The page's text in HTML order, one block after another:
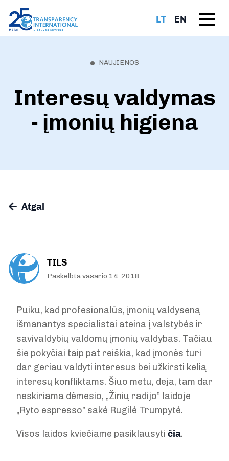
LT EN
NAUJIENOS
Interesų valdymas
- įmonių higiena
Atgal
TILS
Paskelbta vasario 14, 2018
Puiku, kad profesionalūs, įmonių valdyseną
išmanantys specialistai ateina į valstybės ir
savivaldybių valdomų įmonių valdybas. Tačiau
šie pokyčiai taip pat reiškia, kad įmonės turi
dar geriau valdyti interesus bei užkirsti kelią
interesų konfliktams. Šiuo metu, deja, tam dar
neskiriama dėmesio, „Žinių radijo” laidoje
„Ryto espresso” sakė Rugilė Trumpytė.
Visos laidos kviečiame pasiklausyti čia.